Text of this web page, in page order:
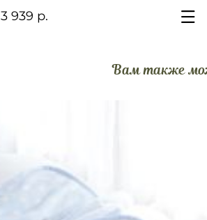
3 939 р.
Вам также